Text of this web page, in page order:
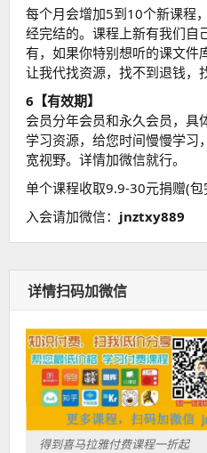
每个月会增加5到10个新课程
经完结的。课程上新有我们自
有，如果你特别想听的课文件
让我代找资源，找不到退钱，
6【有效期】
会员分年会员和永久会员，具
学习资源，给您时间慢慢学习
宽视野。详情加微信就行。
单个课程收取9.9-30元捐赠(包
入会请加微信： jnztxy889
详情扫码加微信
得到喜马拉雅付费课程一折起